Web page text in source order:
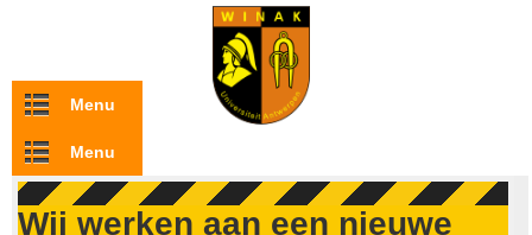
Overslaan en naar de inhoud gaan
Menu
Menu
Wij werken aan een nieuwe